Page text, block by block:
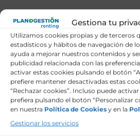
Gestiona tu
Utilizamos cookies propias y de terceros
estadísticos y hábitos de navegación de
ayuda a mejorar nuestros contenidos y
publicidad relacionada con las
activar estas cookies pulsando el botón
prefiere mantener desactivadas estas
“Rechazar cookies”. Incluso puede
prefiera pulsando el botón “Personalizar
en nuestra Política de Cookies y en la
Gestionar los servicios
Ventajas
Ahora veamos las cosas
-Si tienes la suerte de
pocos kilómetros y pocos años,
conducido por una sola
contratos de renting se firma
Km anuales.